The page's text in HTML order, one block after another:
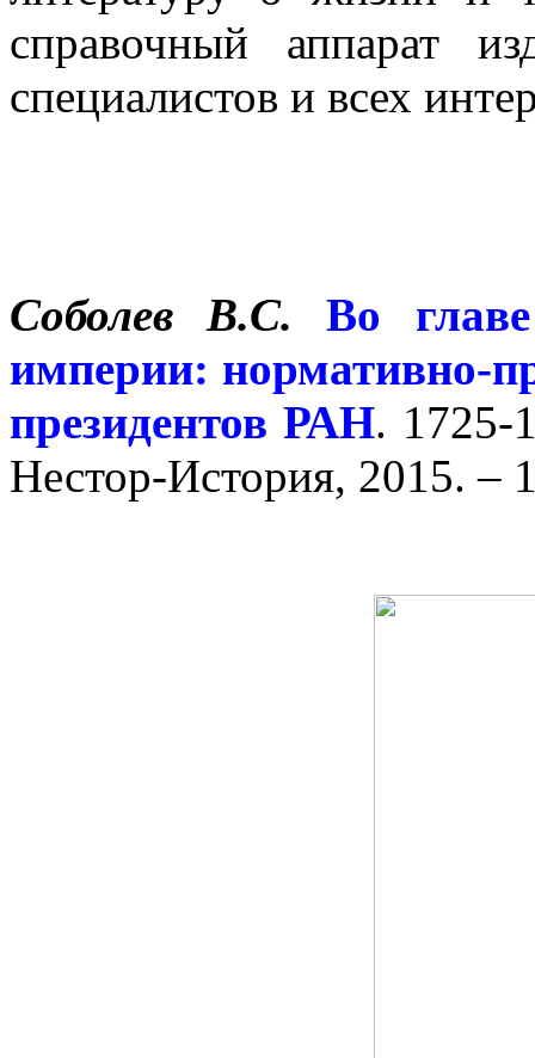
справочный аппарат
специалистов и всех
Соболев В.С.
Во
империи: нормативно-
президентов РАН. 1725-
Нестор-История, 2015. –